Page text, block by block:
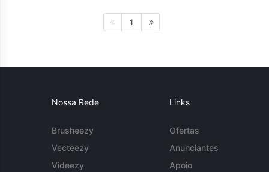
1
Nossa Rede
Brusheezy
Vecteezy
Videezy
Links
Ofertas
Anunciantes
Apoio